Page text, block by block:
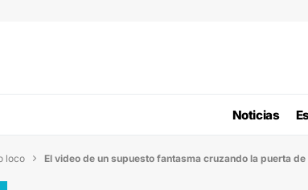
Noticias
loco  El video de un supuesto fantasma cruzando la puerta